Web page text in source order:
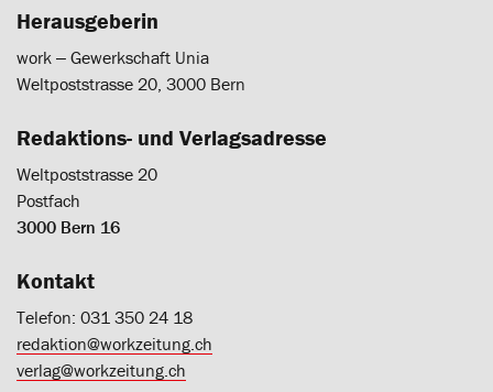
Herausgeberin
work ‒ Gewerkschaft Unia
Weltpoststrasse 20, 3000 Bern
Redaktions- und Verlagsadresse
Weltpoststrasse 20
Postfach
3000 Bern 16
Kontakt
Telefon: 031 350 24 18
redaktion@workzeitung.ch
verlag@workzeitung.ch